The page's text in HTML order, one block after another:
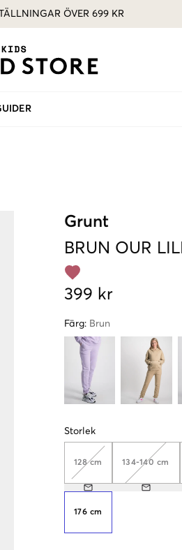
ÖVER 699 KR
Grunt
BRUN OUR
399 kr
Färg: Brun
Storlek
128 cm 134-140 cm
176 cm